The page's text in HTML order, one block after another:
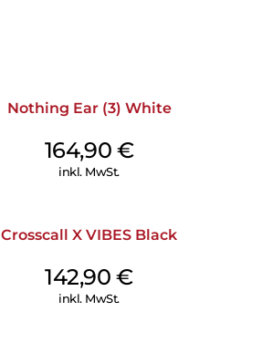
Nothing Ear (3) White
164,90 €
inkl. MwSt.
Crosscall X VIBES Black
142,90€
inkl. MwSt.